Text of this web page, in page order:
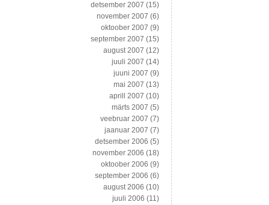
detsember 2007 (15)
november 2007 (6)
oktoober 2007 (9)
september 2007 (15)
august 2007 (12)
juuli 2007 (14)
juuni 2007 (9)
mai 2007 (13)
aprill 2007 (10)
märts 2007 (5)
veebruar 2007 (7)
jaanuar 2007 (7)
detsember 2006 (5)
november 2006 (18)
oktoober 2006 (9)
september 2006 (6)
august 2006 (10)
juuli 2006 (11)